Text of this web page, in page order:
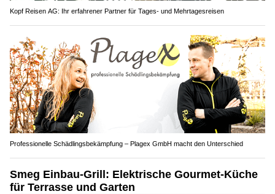
Kopf Reisen AG: Ihr erfahrener Partner für Tages- und Mehrtagesreisen
Professionelle Schädlingsbekämpfung – Plagex GmbH macht den Unterschied
Smeg Einbau-Grill: Elektrische Gourmet-Küche
für Terrasse und Garten